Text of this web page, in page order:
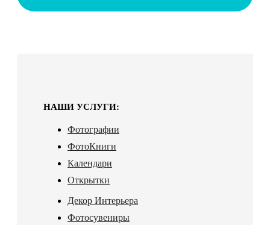
НАШИ УСЛУГИ:
Фотографии
ФотоКниги
Календари
Открытки
Декор Интерьера
Фотосувениры